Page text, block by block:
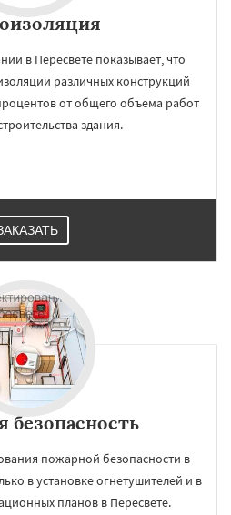
в Пересвете показывает, что
различных конструкций
от общего объема работ
здания.
безопасность
пожарной безопасности в
в установке огнетушителей и в
планов в Пересвете.